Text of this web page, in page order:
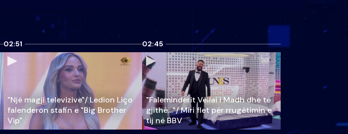
02:51
"Një magji televizive"/ Ledion Liço
falenderon stafin e "Big Brother
Vip"
02:45
"Faleminderit Vëllai i Madh dhe të
gjithë…"/ Miri flet për rrugëtimin e
tij në BBV